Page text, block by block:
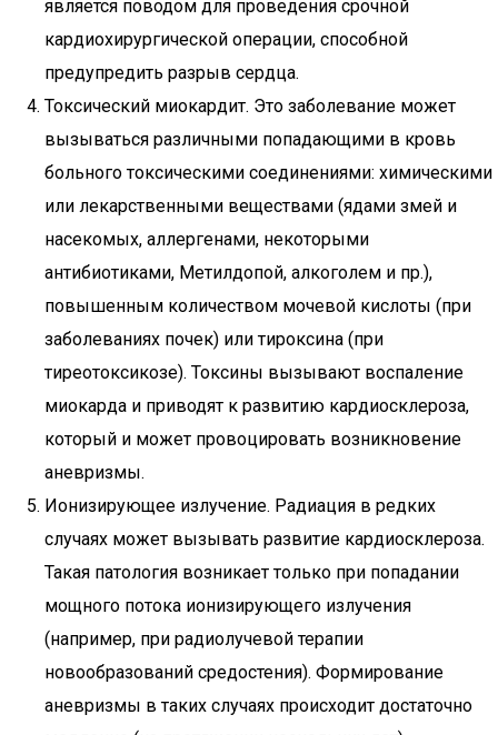
является поводом для проведения срочной
кардиохирургической операции, способной
предупредить разрыв сердца.
Токсический миокардит. Это заболевание может
вызываться различными попадающими в кровь
больного токсическими соединениями: химическими
или лекарственными веществами (ядами змей и
насекомых, аллергенами, некоторыми
антибиотиками, Метилдопой, алкоголем и пр.),
повышенным количеством мочевой кислоты (при
заболеваниях почек) или тироксина (при
тиреотоксикозе). Токсины вызывают воспаление
миокарда и приводят к развитию кардиосклероза,
который и может провоцировать возникновение
аневризмы.
Ионизирующее излучение. Радиация в редких
случаях может вызывать развитие кардиосклероза.
Такая патология возникает только при попадании
мощного потока ионизирующего излучения
(например, при радиолучевой терапии
новообразований средостения). Формирование
аневризмы в таких случаях происходит достаточно